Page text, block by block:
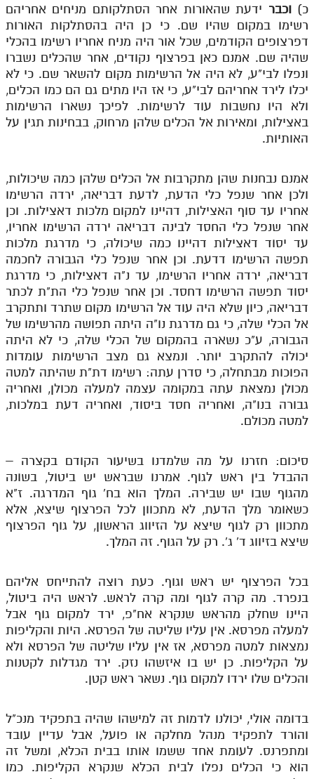
תלמוד עשר הספירות חלק ה
תלמוד עשר הספירות חלק ו
תלמוד עשר הספירות חלק ז
תלמוד עשר הספירות חלק ח
תלמוד עשר הספירות חלק ט
תלמוד עשר הספירות חלק יב
תלמוד עשר הספירות חלק יג
תלמוד עשר הספירות חלק יד
תלמוד עשר הספירות חלק טו
תלמוד עשר הספירות חלק טז
בית שער הכוונות
אודות האתר
אודות האתר
בעל הסולם
לאתר ספר הרב
דף היומי בזוהר הקדוש
כ)וכבר ידעת שהאורות אחר הסתלקותם מניחים אחריהם
רשימו במקום שהיו שם. כי כן היה בהסתלקות האורות
דפרצופים הקודמים, שכל אור היה מניח אחריו רשימו בהכלי
שהיה שם. אמנם כאן בפרצוף נקודים, אחר שהכלים נשברו
ונפלו לבי"ע, לא היה אל הרשימות מקום להשאר שם. כי לא
יכלו לירד אחריהם לבי"ע, כי אז היו מתים גם הם כמו הכלים,
ולא היו נחשבות עוד לרשימות. לפיכך נשארו הרשימות
באצילות, ומאירות אל הכלים שלהן מרחוק, בבחינות תגין על
האותיות.
אמנם נבחנות שהן מתקרבות אל הכלים שלהן כמה שיכולות,
ולכן אחר שנפל כלי הדעת, לדעת דבריאה, ירדה הרשימו
אחריו עד סוף האצילות, דהיינו למקום מלכות דאצילות. וכן
אחר שנפל כלי החסד לבינה דבריאה ירדה הרשימו אחריו,
עד יסוד דאצילות דהיינו כמה שיכולה, כי מדרגת מלכות
תפשה הרשימו דדעת. וכן אחר שנפל כלי הגבורה לחכמה
דבריאה, ירדה אחריו הרשימו, עד נ"ה דאצילות, כי מדרגת
יסוד תפשה הרשימו דחסד. וכן אחר שנפל כלי הת"ת לכתר
דבריאה, כיון שלא היה עוד אל הרשימו מקום שתרד ותתקרב
אל הכלי שלה, כי גם מדרגת נו"ה היתה תפושה מהרשימו של
הגבורה, ע"כ נשארה בהמקום של הכלי שלה, כי לא היתה
יכולה להתקרב יותר. ונמצא גם מצב הרשימות עומדות
הפוכות מבתחלה, כי סדרן עתה: רשימו דת"ת שהיתה למטה
מכולן נמצאת עתה במקומה עצמה למעלה מכולן, ואחריה
גבורה בנו"ה, ואחריה חסד ביסוד, ואחריה דעת במלכות,
למטה מכולם.
סיכום: חזרנו על מה שלמדנו בשיעור הקודם בקצרה –
ההבדל בין ראש לגוף. אמרנו שבראש יש ביטול, בשונה
מהגוף שבו יש שבירה. המלך הוא בח' גוף המדרגה. ז"א
כשאומר מלך הדעת, לא מתכוון לכל הפרצוף שיצא, אלא
מתכוון רק לגוף שיצא על הזיווג הראשון, על גוף הפרצוף
שיצא בזיווג ד' ג'. רק על הגוף. זה המלך.
בכל הפרצוף יש ראש וגוף. כעת רוצה להתייחס אליהם
בנפרד. מה קרה לגוף ומה קרה לראש. לראש היה ביטול,
היינו שחלק מהראש שנקרא אח"פ, ירד למקום גוף אבל
למעלה מפרסא. אין עליו שליטה של הפרסא. היות והקליפות
נמצאות למטה מפרסא, אז אין עליו שליטה של הפרסא ולא
על הקליפות. כן יש בו איזשהו נזק. ירד מגדלות לקטנות
והכלים שלו ירדו למקום גוף. נשאר ראש קטן.
בדומה אולי, יכולנו לדמות זה למישהו שהיה בתפקיד מנכ"ל
והורד לתפקיד מנהל מחלקה או פועל, אבל עדיין עובד
ומתפרנס. לעומת אחד ששמו אותו בבית הכלא, ומשל זה
הוא כי הכלים נפלו לבית הכלא שנקרא הקליפות. כמו